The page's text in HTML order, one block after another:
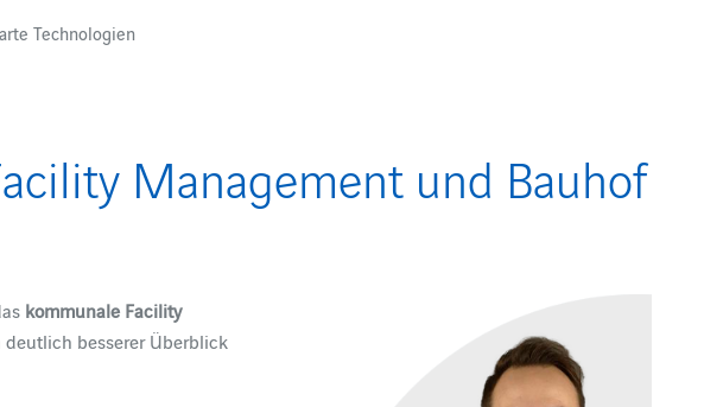
Technologien
Management und Bauhof
kommunale Facility
deutlich besserer Überblick